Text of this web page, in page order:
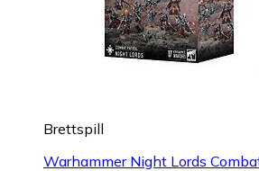
Brettspill
Warhammer Night Lords